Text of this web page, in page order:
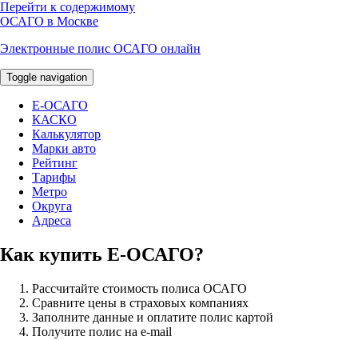
Перейти к содержимому
ОСАГО в Москве
Электронные полис ОСАГО онлайн
Toggle navigation
E-ОСАГО
КАСКО
Калькулятор
Марки авто
Рейтинг
Тарифы
Метро
Округа
Адреса
Как купить Е-ОСАГО?
Рассчитайте стоимость полиса ОСАГО
Сравните цены в страховых компаниях
Заполните данные и оплатите полис картой
Получите полис на e-mail